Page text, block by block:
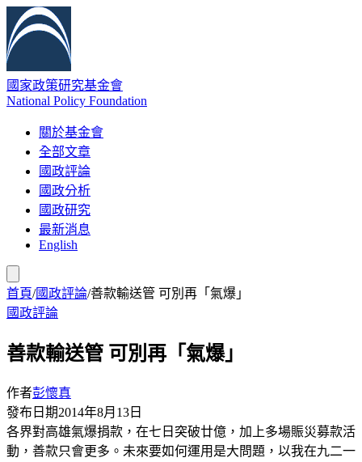
國家政策研究基金會
National Policy Foundation
關於基金會
全部文章
國政評論
國政分析
國政研究
最新消息
English
首頁/國政評論/善款輸送管 可別再「氣爆」
國政評論
善款輸送管 可別再「氣爆」
作者彭懷真
發布日期2014年8月13日
各界對高雄氣爆捐款，在七日突破廿億，加上多場賑災募款活
動，善款只會更多。未來要如何運用是大問題，以我在九二一